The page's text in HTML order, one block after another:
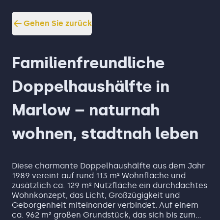
Gehen Sie zurück
Familienfreundliche
Doppelhaushälfte in
Marlow – naturnah
wohnen, stadtnah leben
Diese charmante Doppelhaushälfte aus dem Jahr
1989 vereint auf rund 113 m² Wohnfläche und
zusätzlich ca. 129 m² Nutzfläche ein durchdachtes
Wohnkonzept, das Licht, Großzügigkeit und
Geborgenheit miteinander verbindet. Auf einem
ca. 962 m² großen Grundstück, das sich bis zum